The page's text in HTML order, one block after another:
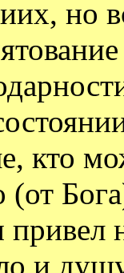
но
кто
и